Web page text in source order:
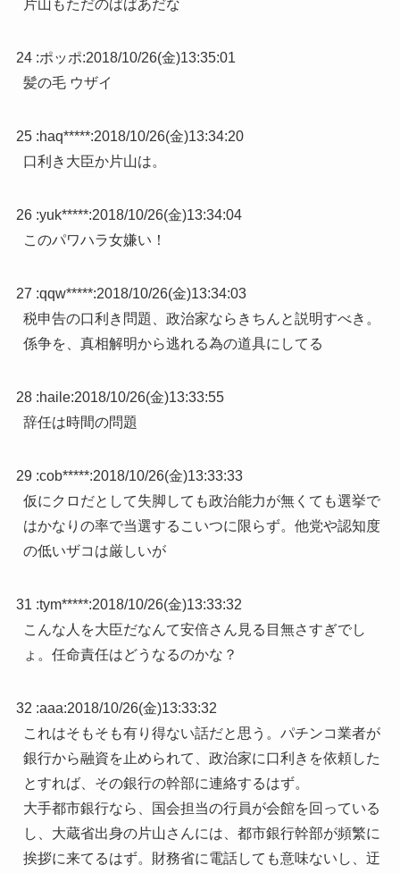
片山もただのばばあだな
24 :ポッポ:2018/10/26(金)13:35:01
髪の毛 ウザイ
25 :haq*****:2018/10/26(金)13:34:20
口利き大臣か片山は。
26 :yuk*****:2018/10/26(金)13:34:04
このパワハラ女嫌い！
27 :qqw*****:2018/10/26(金)13:34:03
税申告の口利き問題、政治家ならきちんと説明すべき。
係争を、真相解明から逃れる為の道具にしてる
28 :haile:2018/10/26(金)13:33:55
辞任は時間の問題
29 :cob*****:2018/10/26(金)13:33:33
仮にクロだとして失脚しても政治能力が無くても選挙で
はかなりの率で当選するこいつに限らず。他党や認知度
の低いザコは厳しいが
31 :tym*****:2018/10/26(金)13:33:32
こんな人を大臣だなんて安倍さん見る目無さすぎでし
ょ。任命責任はどうなるのかな？
32 :aaa:2018/10/26(金)13:33:32
これはそもそも有り得ない話だと思う。パチンコ業者が
銀行から融資を止められて、政治家に口利きを依頼した
とすれば、その銀行の幹部に連絡するはず。
大手都市銀行なら、国会担当の行員が会館を回っている
し、大蔵省出身の片山さんには、都市銀行幹部が頻繁に
挨拶に来てるはず。財務省に電話しても意味ないし、迂